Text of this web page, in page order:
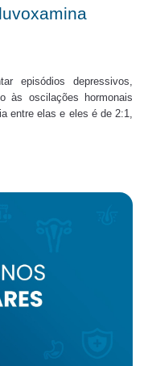
episódios depressivos,
às oscilações hormonais
entre elas e eles é de 2:1,